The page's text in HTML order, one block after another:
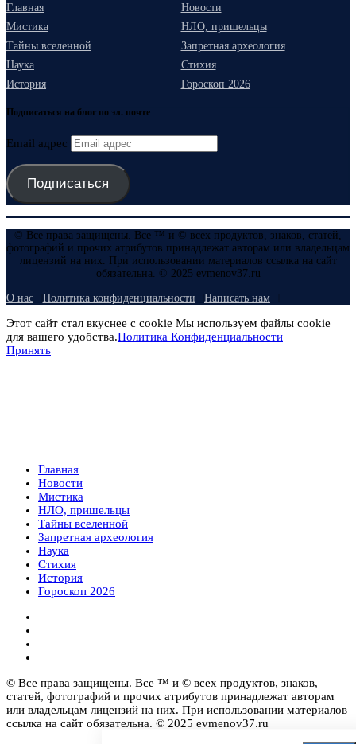
Главная
Новости
Мистика
НЛО, пришельцы
Тайны вселенной
Запретная археология
Наука
Стихия
История
Гороскоп 2026
Подписаться на блог по эл. почте
Email адрес
Подписаться
© Все права защищены. Все ™ и © всех продуктов, знаков, статей,
фотографий и прочих атрибутов принадлежат авторам или владельцам
лицензий на них. При использовании материалов ссылка на сайт
обязательна. © 2025 evmenov37.ru
О нас Политика конфиденциальности Написать нам
Этот сайт стал вкуснее с cookie Мы используем файлы cookie
для вашего удобства.Политика Конфиденциальности
Принять
Главная
Новости
Мистика
НЛО, пришельцы
Тайны вселенной
Запретная археология
Наука
Стихия
История
Гороскоп 2026
© Все права защищены. Все ™ и © всех продуктов, знаков,
статей, фотографий и прочих атрибутов принадлежат авторам
или владельцам лицензий на них. При использовании материалов
ссылка на сайт обязательна. © 2025 evmenov37.ru